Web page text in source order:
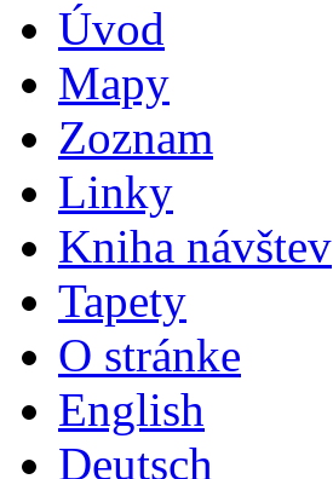
Úvod
Mapy
Zoznam
Linky
Kniha návštev
Tapety
O stránke
English
Deutsch